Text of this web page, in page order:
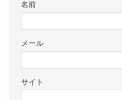
名前
メール
サイト